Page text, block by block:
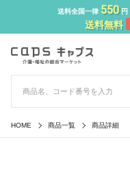
送料全国一律 550円
送料無料
HOME 商品一覧 商品詳細